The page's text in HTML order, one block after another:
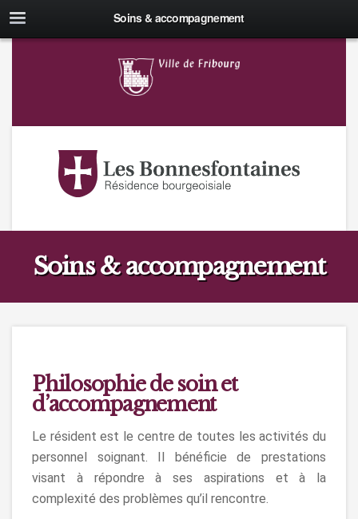
Soins & accompagnement
Soins & accompagnement
Philosophie de soin et
d’accompagnement
Le résident est le centre de toutes les activités du
personnel soignant. Il bénéficie de prestations
visant à répondre à ses aspirations et à la
complexité des problèmes qu’il rencontre.